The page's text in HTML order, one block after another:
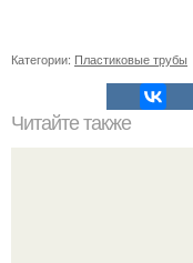
Категории: Пластиковые трубы
Читайте также